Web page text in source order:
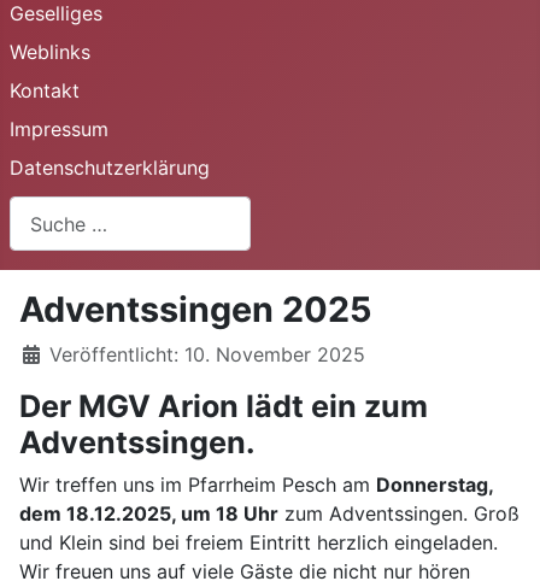
Geselliges
Weblinks
Kontakt
Impressum
Datenschutzerklärung
Adventssingen 2025
Details
Veröffentlicht: 10. November 2025
Der MGV Arion lädt ein zum
Adventssingen.
Wir treffen uns im Pfarrheim Pesch am Donnerstag,
dem 18.12.2025, um 18 Uhr zum Adventssingen. Groß
und Klein sind bei freiem Eintritt herzlich eingeladen.
Wir freuen uns auf viele Gäste die nicht nur hören